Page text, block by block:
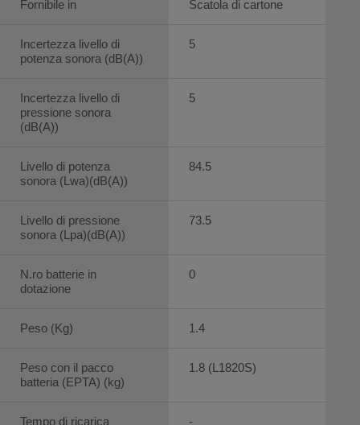
Fornibile in
Incertezza livello di
potenza sonora (dB(A))
Incertezza livello di
pressione sonora
(dB(A))
Livello di potenza
sonora (Lwa)(dB(A))
Livello di pressione
sonora (Lpa)(dB(A))
N.ro batterie in
dotazione
Peso (Kg)
Peso con il pacco
batteria (EPTA) (kg)
Tempo di ricarica
Scatola di cartone
5
5
84.5
73.5
0
1.4
1.8 (L1820S)
-